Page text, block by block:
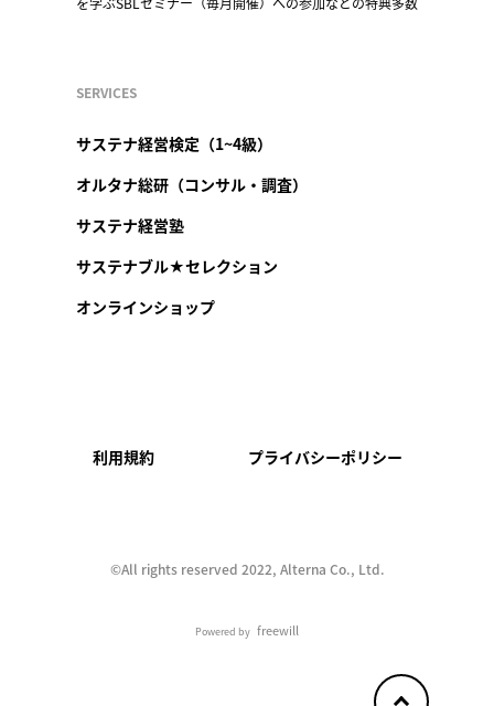
SERVICES
サステナ経営検定（1~4級）
オルタナ総研（コンサル・調査）
サステナ経営塾
サステナブル★セレクション
オンラインショップ
利用規約 プライバシーポリシー
©︎All rights reserved 2022, Alterna Co., Ltd.
Powered by freewill